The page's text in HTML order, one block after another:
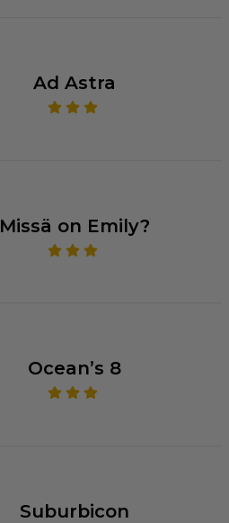
Ad Astra
Missä on Emily?
Ocean’s 8
Suburbicon